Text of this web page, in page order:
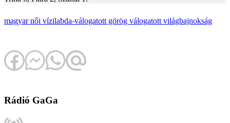
magyar női vízilabda-válogatott görög válogatott világbajnokság
Rádió GaGa